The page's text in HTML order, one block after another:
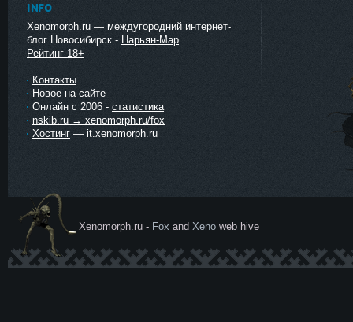
INFO
Xenomorph.ru — междугородний интернет-
блог Новосибирск - Нарьян-Мар
Рейтинг 18+
Контакты
Новое на сайте
Онлайн с 2006 - статистика
nskib.ru → xenomorph.ru/fox
Хостинг — it.xenomorph.ru
Ксеномо
Xenomorph.ru - Fox and Xeno web hive